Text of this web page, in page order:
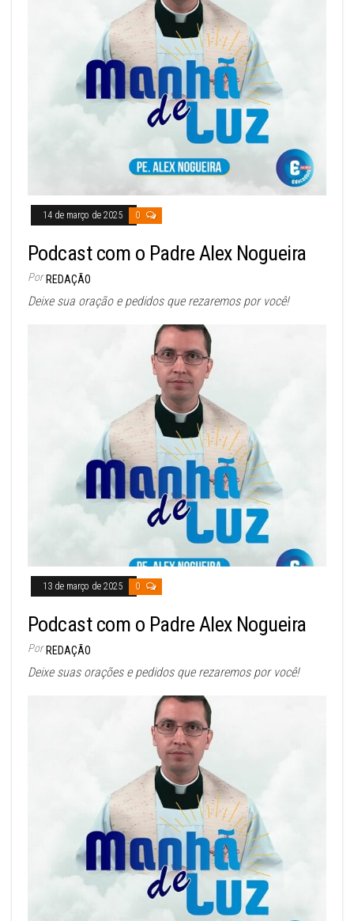
14 de março de 2025 0
Podcast com o Padre Alex Nogueira
Por REDAÇÃO
Deixe sua oração e pedidos que rezaremos por você!
13 de março de 2025 0
Podcast com o Padre Alex Nogueira
Por REDAÇÃO
Deixe suas orações e pedidos que rezaremos por você!